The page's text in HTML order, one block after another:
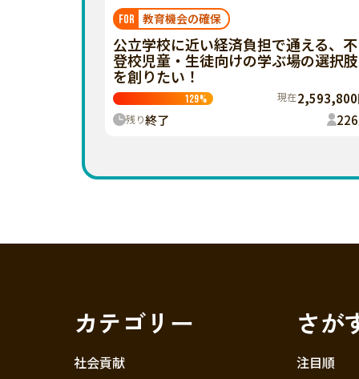
FOR 教育機会の確保
公立学校に近い経済負担で通える、不
登校児童・生徒向けの学ぶ場の選択肢
を創りたい！
129% 現在
残り終了 226
カテゴリー
社会貢献
さが
注目順